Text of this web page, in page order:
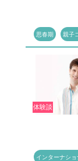
思春期 親子
体験談
インターナシ